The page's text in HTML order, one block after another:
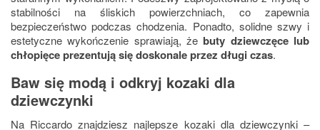
stabilności na śliskich powierzchniach, co zapewnia
bezpieczeństwo podczas chodzenia. Ponadto, solidne szwy i
estetyczne wykończenie sprawiają, że buty dziewczęce lub
chłopięce prezentują się doskonale przez długi czas.
Baw się modą i odkryj kozaki dla
dziewczynki
Na Riccardo znajdziesz najlepsze kozaki dla dziewczynki –